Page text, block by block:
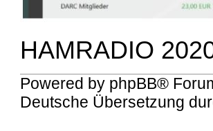
HAMRADIO
Powered by phpBB®
Deutsche Übersetzung